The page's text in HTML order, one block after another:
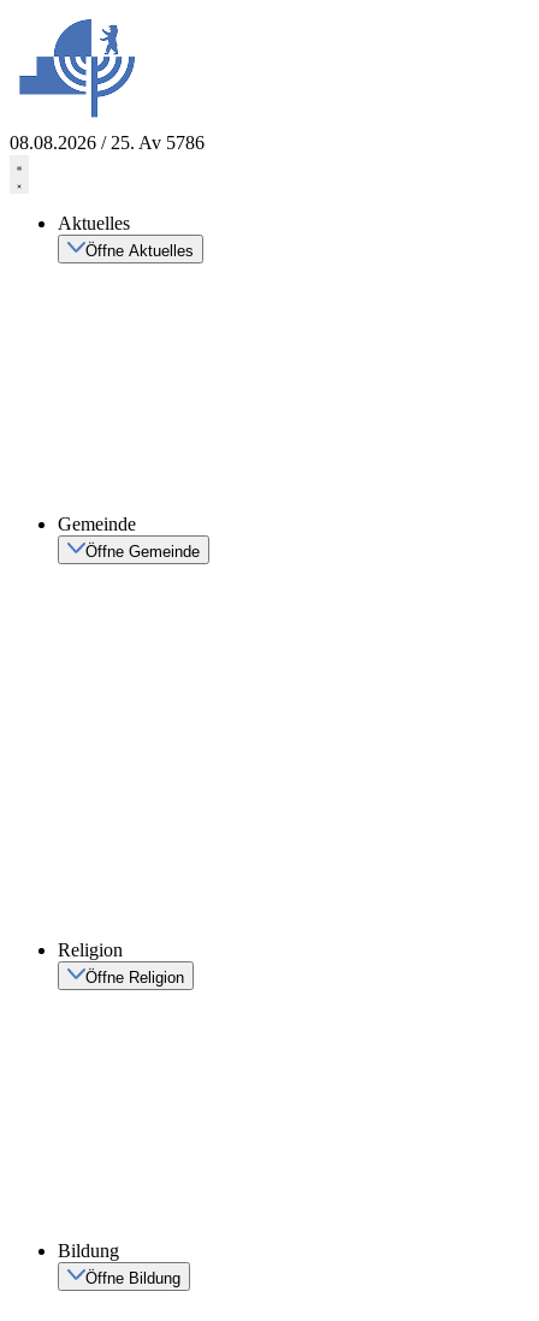
springen
08.08.2026 / 25. Av 5786
Aktuelles
Öffne Aktuelles
Gemeinde
Öffne Gemeinde
Religion
Öffne Religion
Bildung
Öffne Bildung